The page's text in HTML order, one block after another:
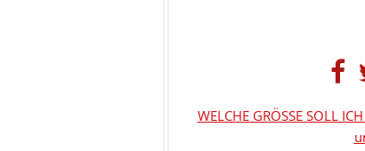
WELCHE GRÖSSE SOLL